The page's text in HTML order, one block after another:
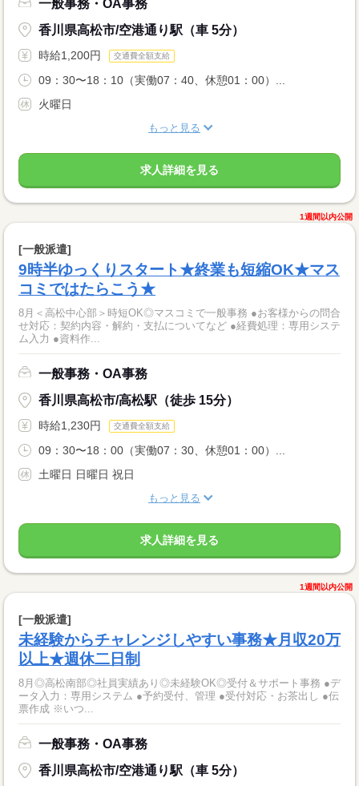
一般事務・OA事務
香川県高松市/空港通り駅（車 5分）
時給1,200円 交通費全額支給
09：30〜18：10（実働07：40、休憩01：00）...
火曜日
もっと見る
求人詳細を見る
1週間以内公開
[一般派遣]
9時半ゆっくりスタート★終業も短縮OK★マス
コミではたらこう★
8月＜高松中心部＞時短OK◎マスコミで一般事務 ●お客様からの問合
せ対応：契約内容・解約・支払についてなど ●経費処理：専用システ
ム入力 ●資料作...
一般事務・OA事務
香川県高松市/高松駅（徒歩 15分）
時給1,230円 交通費全額支給
09：30〜18：00（実働07：30、休憩01：00）...
土曜日 日曜日 祝日
もっと見る
求人詳細を見る
1週間以内公開
[一般派遣]
未経験からチャレンジしやすい事務★月収20万
以上★週休二日制
8月◎高松南部◎社員実績あり◎未経験OK◎受付＆サポート事務 ●デ
ータ入力：専用システム ●予約受付、管理 ●受付対応・お茶出し ●伝
票作成 ※いつ...
一般事務・OA事務
香川県高松市/空港通り駅（車 5分）